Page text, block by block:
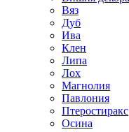
Вяз
Дуб
Ива
Клен
Липа
Лох
Магнолия
Павлония
Птеростиракс
Осина